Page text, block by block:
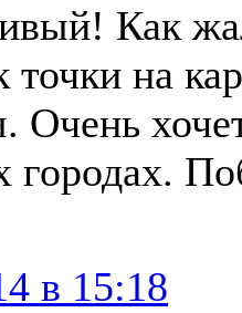
Как
точки на
Очень
городах.
в 15:18